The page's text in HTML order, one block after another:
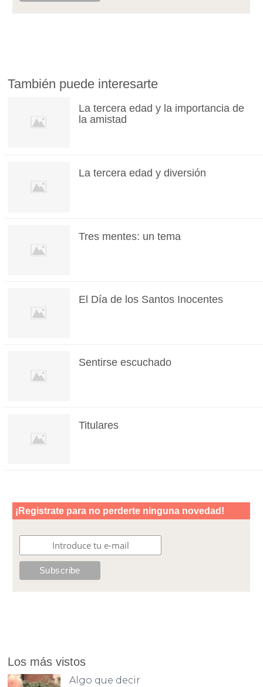
También puede interesarte
La tercera edad y la importancia de
la amistad
La tercera edad y diversión
Tres mentes: un tema
El Día de los Santos Inocentes
Sentirse escuchado
Titulares
Los más vistos
Algo que decir